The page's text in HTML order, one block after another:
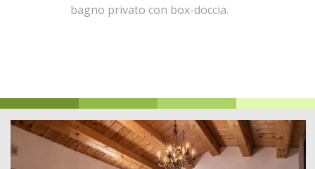
bagno privato con box-doccia.